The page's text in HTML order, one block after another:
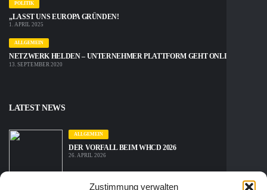
Zustimmung verwalten
POLITIK
„LASST UNS EUROPA GRÜNDEN!
1. APRIL 2025
ALLGEMEIN
NETZWERK HELDEN – UNTERNEHMER PLATTFORM GEHT ONLINE
13. SEPTEMBER 2020
LATEST NEWS
ALLGEMEIN
DER VORFALL BEIM WHCD 2026
26. APRIL 2026